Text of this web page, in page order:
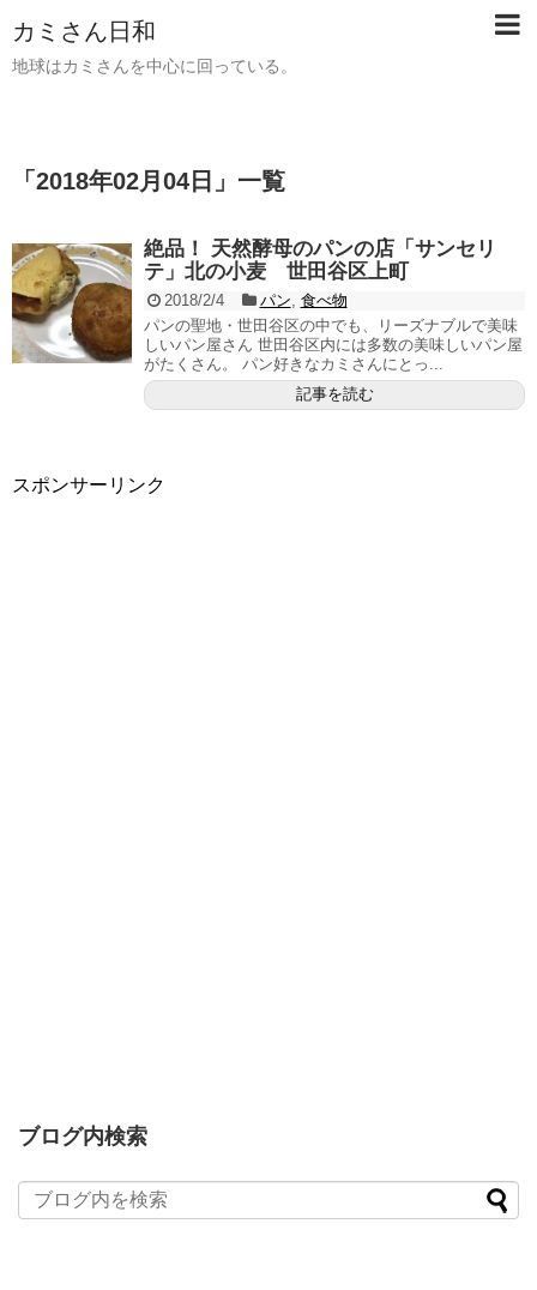
カミさん日和
地球はカミさんを中心に回っている。
「 2018年02月04日 」 一覧
絶品！ 天然酵母のパンの店「サンセリ
テ」北の小麦 世田谷区上町
2018/2/4 パン 食べ物
パンの聖地・世田谷区の中でも、リーズナブルで美味
しいパン屋さん 世田谷区内には多数の美味しいパン屋
がたくさん。 パン好きなカミさんにとっ...
記事を読む
スポンサーリンク
ブログ内検索